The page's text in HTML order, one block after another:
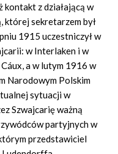
kontakt z działającą w
której sekretarzem był
1915 uczestniczył w
w Interlaken i w
a w lutym 1916 w
Narodowym Polskim
sytuacji w
Szwajcarię ważną
partyjnych w
przedstawiciel